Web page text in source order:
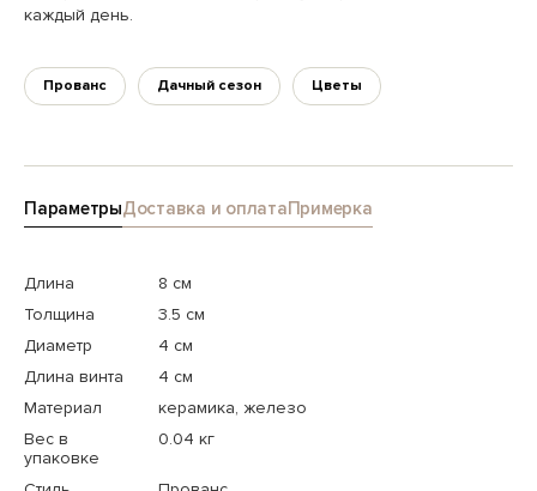
каждый день.
Прованс Дачный сезон Цветы
ПараметрыДоставка и оплатаПримерка
Длина
8 см
Толщина
3.5 см
Диаметр
4 см
Длина винта
4 см
Материал
керамика, железо
Вес в
упаковке
0.04 кг